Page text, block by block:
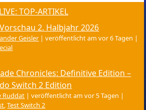
LIVE: TOP-ARTIKEL
2. Halbjahr 2026
Geisler |veröffentlicht am vor 6 Tagen |
Chronicles: Definitive Edition –
Switch 2 Edition
Ruddat |veröffentlicht am vor 5 Tagen |
,Test Switch 2